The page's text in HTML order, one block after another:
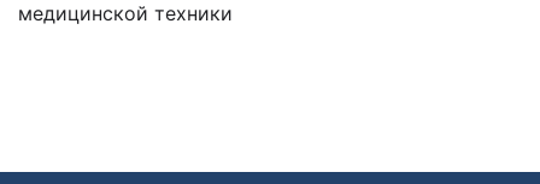
медицинской техники